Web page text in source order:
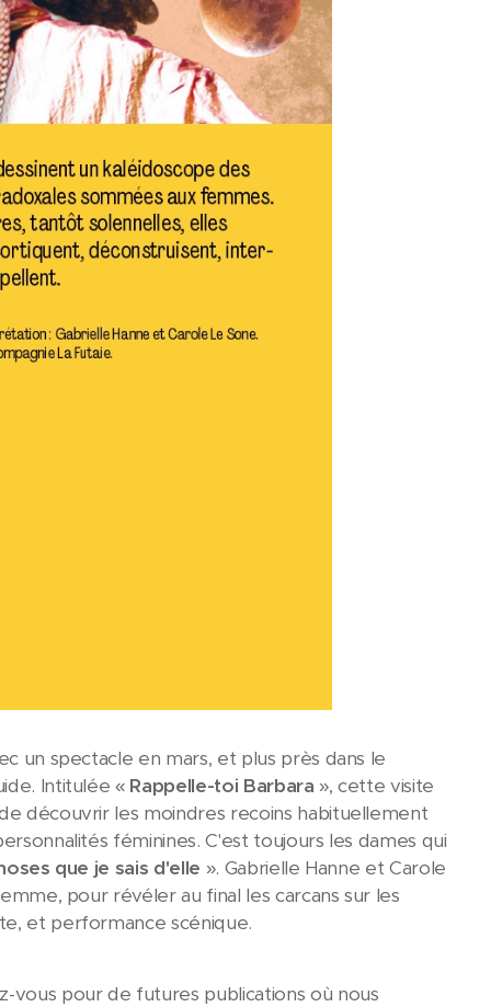
un spectacle en mars, et plus près dans le
Intitulée « Rappelle-toi Barbara », cette visite
découvrir les moindres recoins habituellement
féminines. C'est toujours les dames qui
que je sais d'elle ». Gabrielle Hanne et Carole
pour révéler au final les carcans sur les
et performance scénique.
vous pour de futures publications où nous